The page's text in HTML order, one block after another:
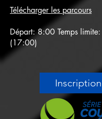
Télécharger les parcours
Départ: 8:00 Temps
(17:00)
Inscription